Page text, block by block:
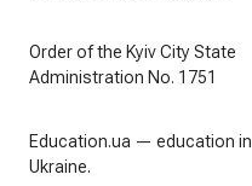
Order of the Kyiv City State
Administration No. 1751
Education.ua — education in
Ukraine.